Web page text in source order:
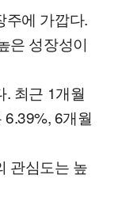
주에 가깝다.
은 성장성이
. 최근 1개월
6개월
관심도는 높